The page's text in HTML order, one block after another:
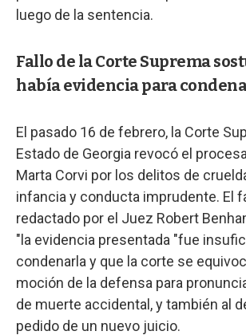
luego de la sentencia.
Fallo de la Corte Suprema
había evidencia para
El pasado 16 de febrero, la Corte
Estado de Georgia revocó el
Marta Corvi por los delitos de
infancia y conducta imprudente. El
redactado por el Juez Robert
"la evidencia presentada "fue
condenarla y que la corte se
moción de la defensa para
de muerte accidental, y también al
pedido de un nuevo juicio.